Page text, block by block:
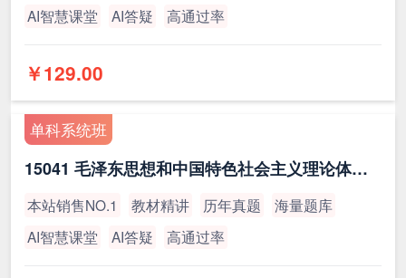
AI智慧课堂
AI答疑 高通过率
￥129.00
单科系统班
15041 毛泽东思想和中国特色社会主义理论体系概论（最新版）
本站销售NO.1 教材精讲 历年真题
海量题库
AI智慧课堂
AI答疑 高通过率